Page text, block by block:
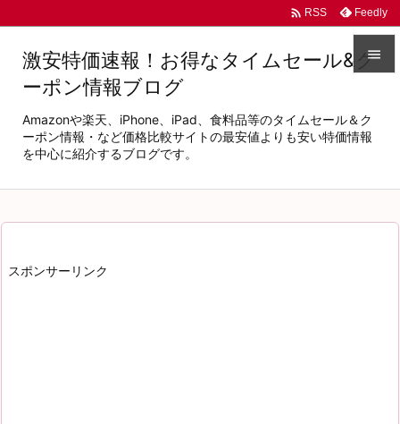




 RSS Feedly
激安特価速報！お得なタイムセール&ク
ーポン情報ブログ
Amazonや楽天、iPhone、iPad、食料品等のタイムセール＆ク
ーポン情報・など価格比較サイトの最安値よりも安い特価情報
を中心に紹介するブログです。
スポンサーリンク